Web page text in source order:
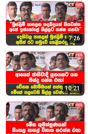
7:26
10:21